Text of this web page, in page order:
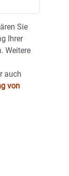
Sie
Ihrer
Weitere
auch
von